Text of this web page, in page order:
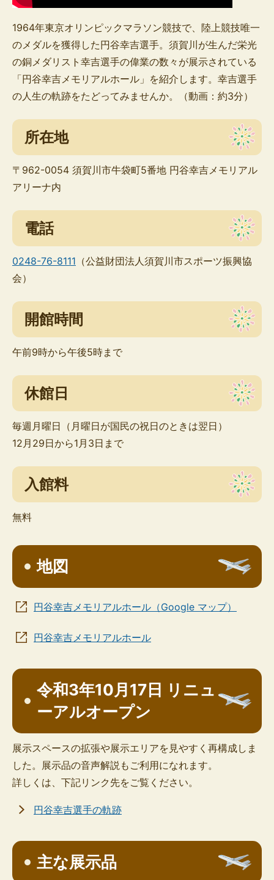
1964年東京オリンピックマラソン競技で、陸上競技唯一
のメダルを獲得した円谷幸吉選手。須賀川が生んだ栄光
の銅メダリスト幸吉選手の偉業の数々が展示されている
「円谷幸吉メモリアルホール」を紹介します。幸吉選手
の人生の軌跡をたどってみませんか。（動画：約3分）
所在地
〒962-0054 須賀川市牛袋町5番地 円谷幸吉メモリアル
アリーナ内
電話
0248-76-8111 （公益財団法人須賀川市スポーツ振興協
会）
開館時間
午前9時から午後5時まで
休館日
毎週月曜日（月曜日が国民の祝日のときは翌日）
12月29日から1月3日まで
入館料
無料
地図
円谷幸吉メモリアルホール（Google マップ）
円谷幸吉メモリアルホール
令和3年10月17日 リニュ
ーアルオープン
展示スペースの拡張や展示エリアを見やすく再構成しま
した。展示品の音声解説もご利用になれます。
詳しくは、下記リンク先をご覧ください。
円谷幸吉選手の軌跡
主な展示品